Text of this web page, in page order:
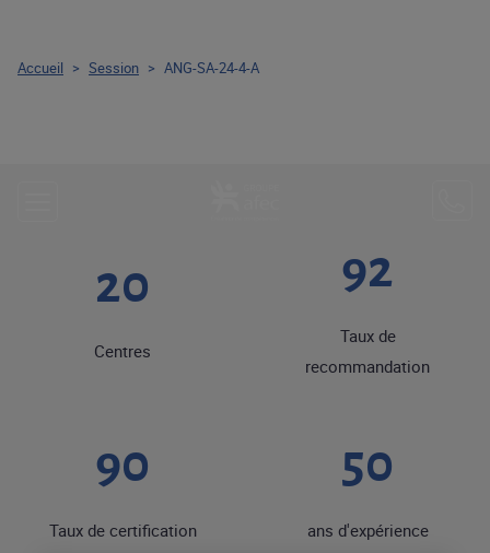
20
Centres
92
Taux de
recommandation
90
Taux de certification
50
ans d'expérience
Accueil > Session > ANG-SA-24-4-A